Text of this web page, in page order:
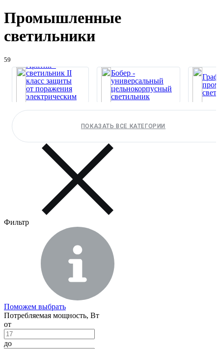
Промышленные
светильники
59
Арктик -
светильник II
класс защиты
от поражения
электрическим
Бобер -
универсальный
цельнокорпусный
светильник
специального
высокопрочный
класса IK10
ПОКАЗАТЬ ВСЕ КАТЕГОРИИ
Фильтр
Поможем выбрать
Потребляемая мощность, Вт
от
до